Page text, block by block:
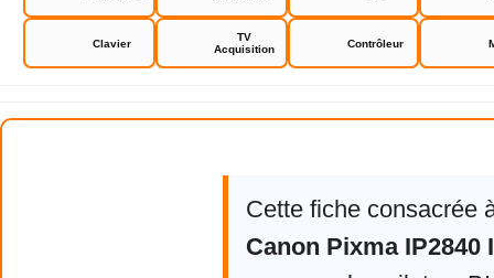
Clavier
TV
Acquisition
Contrôleur
Drivers Canon Pixma IP2840
Cette fiche consacrée
Canon Pixma IP2840